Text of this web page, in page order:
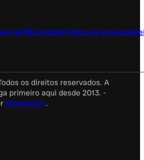
GKPBContatoPolítica de privacidade
os direitos reservados. A
primeiro aqui desde 2013. -
Hiperstorm.